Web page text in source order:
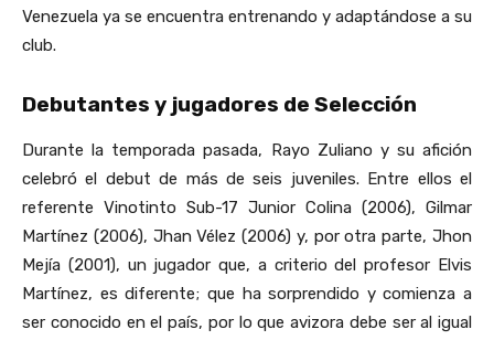
Venezuela ya se encuentra entrenando y adaptándose a su
club.
Debutantes y jugadores de Selección
Durante la temporada pasada, Rayo Zuliano y su afición
celebró el debut de más de seis juveniles. Entre ellos el
referente Vinotinto Sub-17 Junior Colina (2006), Gilmar
Martínez (2006), Jhan Vélez (2006) y, por otra parte, Jhon
Mejía (2001), un jugador que, a criterio del profesor Elvis
Martínez, es diferente; que ha sorprendido y comienza a
ser conocido en el país, por lo que avizora debe ser al igual